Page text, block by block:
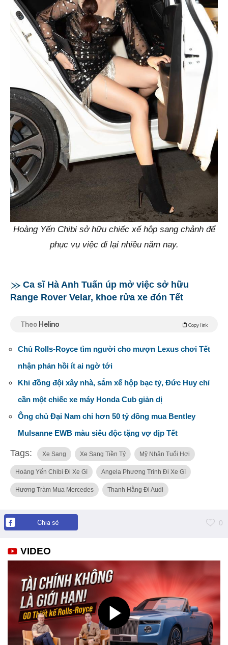
Hoàng Yến Chibi sở hữu chiếc xế hộp sang chảnh để
phục vụ việc đi lại nhiều năm nay.
Ca sĩ Hà Anh Tuấn úp mở việc sở hữu
Range Rover Velar, khoe rửa xe đón Tết
Theo Helino Copy link
Chủ Rolls-Royce tìm người cho mượn Lexus chơi Tết
nhận phản hồi ít ai ngờ tới
Khi đồng đội xây nhà, sắm xế hộp bạc tỷ, Đức Huy chỉ
cần một chiếc xe máy Honda Cub giản dị
Ông chủ Đại Nam chi hơn 50 tỷ đồng mua Bentley
Mulsanne EWB màu siêu độc tặng vợ dịp Tết
Tags: Xe Sang Xe Sang Tiền Tỷ Mỹ Nhân Tuổi Hợi
Hoàng Yến Chibi Đi Xe Gì Angela Phương Trinh Đi Xe Gì
Hương Tràm Mua Mercedes Thanh Hằng Đi Audi
Chia sẻ 0
VIDEO